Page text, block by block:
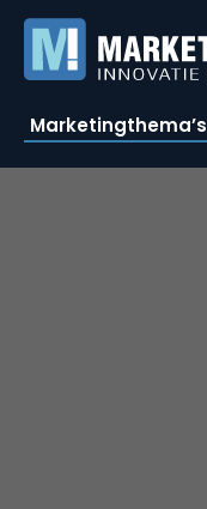
Marketingthema’s